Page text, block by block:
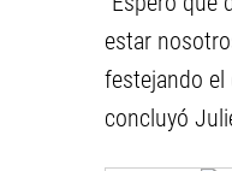
estar
festejando el
concluyó